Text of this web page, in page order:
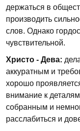
держаться в
производить
слов. Однако
чувствительной.
Христо - Дева:
аккуратным и
хорошо
внимание к
собранным и
расслабиться и